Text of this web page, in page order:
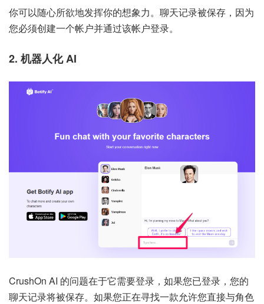
你可以随心所欲地发挥你的想象力。聊天记录被保存，因为
您必须创建一个帐户并通过该帐户登录。
2. 机器人化 AI
CrushOn AI 的问题在于它需要登录，如果您已登录，您的
聊天记录将被保存。如果您正在寻找一款允许您直接与角色